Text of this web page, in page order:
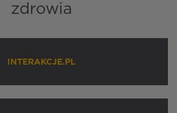
zdrowia
INTERAKCJE.PL